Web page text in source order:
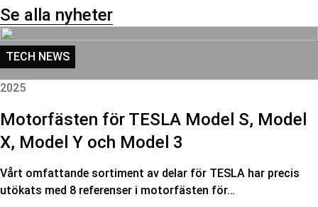
Se alla nyheter
TECH NEWS
2025
Motorfästen för TESLA Model S, Model
X, Model Y och Model 3
Vårt omfattande sortiment av delar för TESLA har precis
utökats med 8 referenser i motorfästen för…